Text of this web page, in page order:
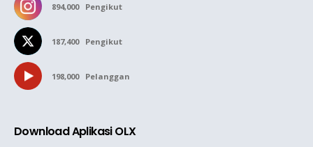
894,000 Pengikut
187,400 Pengikut
198,000 Pelanggan
Download Aplikasi OLX